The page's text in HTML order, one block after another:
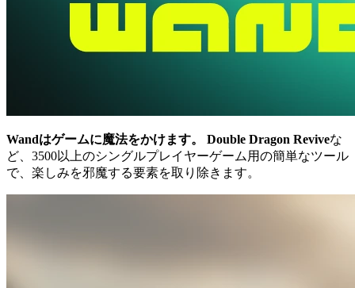
Wandはゲームに魔法をかけます。 Double Dragon Reviveな
ど、3500以上のシングルプレイヤーゲーム用の簡単なツール
で、楽しみを邪魔する要素を取り除きます。